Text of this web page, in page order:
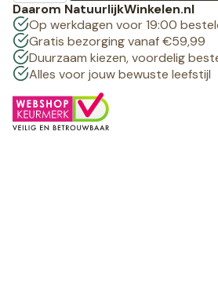
Daarom NatuurlijkWinkelen.nl
Op werkdagen voor 19:00
Gratis bezorging vanaf €59,99
Duurzaam kiezen, voordelig
Alles voor jouw bewuste leefstijl